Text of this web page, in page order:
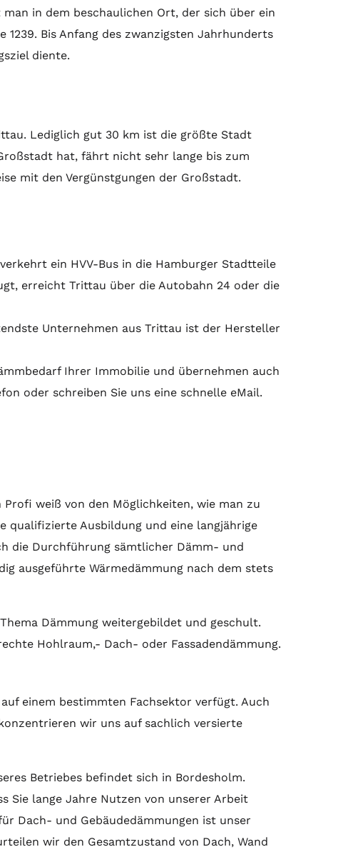
in dem beschaulichen Ort, der sich über ein
Bis Anfang des zwanzigsten Jahrhunderts
diente.
Lediglich gut 30 km ist die größte Stadt
hat, fährt nicht sehr lange bis zum
mit den Vergünstgungen der Großstadt.
ein HVV-Bus in die Hamburger Stadtteile
erreicht Trittau über die Autobahn 24 oder die
Unternehmen aus Trittau ist der Hersteller
Ihrer Immobilie und übernehmen auch
oder schreiben Sie uns eine schnelle eMail.
weiß von den Möglichkeiten, wie man zu
qualifizierte Ausbildung und eine langjährige
die Durchführung sämtlicher Dämm- und
ausgeführte Wärmedämmung nach dem stets
Dämmung weitergebildet und geschult.
Hohlraum,- Dach- oder Fassadendämmung.
einem bestimmten Fachsektor verfügt. Auch
wir uns auf sachlich versierte
Betriebes befindet sich in Bordesholm.
Sie lange Jahre Nutzen von unserer Arbeit
Dach- und Gebäudedämmungen ist unser
wir den Gesamtzustand von Dach, Wand